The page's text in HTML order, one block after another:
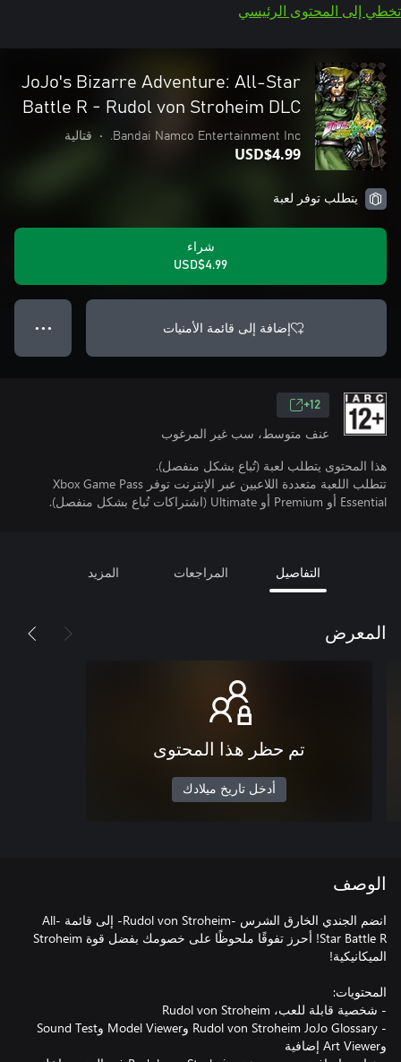
تخطي إلى المحتوى الرئيسي
JoJo's Bizarre Adventure: All-Star
Battle R - Rudol von Stroheim DLC
Bandai Namco Entertainment Inc.
• قتالية
USD$4.99
يتطلب توفر لعبة
شراء
USD$4.99
إضافة إلى قائمة الأمنيات ● ● ●
12+
عنف متوسط، سب غير المرغوب
هذا المحتوى يتطلب لعبة (تُباع بشكل منفصل).
تتطلب اللعبة متعددة اللاعبين عبر الإنترنت توفر Xbox Game Pass
Essential أو Premium أو Ultimate (اشتراكات تُباع بشكل منفصل).
التفاصيل المراجعات المزيد
المعرض
تم حظر هذا المحتوى
أدخل تاريخ ميلادك
الوصف
انضم الجندي الخارق الشرس -Rudol von Stroheim- إلى قائمة All-
Star Battle R! أحرز تفوقًا ملحوظًا على خصومك بفضل قوة Stroheim
- Rudol von Stroheim JoJo Glossary وModel Viewer وSound Test